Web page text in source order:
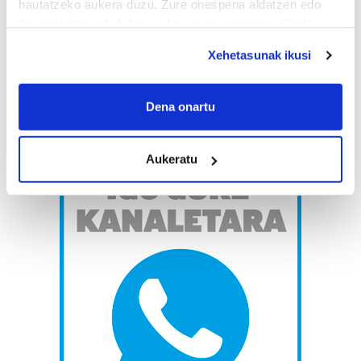
hautatzeko aukera duzu. Zure onespena aldatzen edo
If you allow, we would also like to:
Collect information about your geographical
Identify your device by actively scanning it for
specific characteristics (fingerprinting)
Find out more about how your personal data is processed
and set your preferences in thedetails section.
Guk eta gure bazkideek zure datu pertsonalak
prozesatzen ditugu, zure IP zenbakia, besteak beste,
teknologia erabiliz, cookieak adibidez, iragarki eta eduki
pertsonalizatuak eskaintzeko, iragarkiak eta edukia
neurtzeko, jendeari buruzko informazioa biltzeko eta
Xehetasunak ikusi
Dena onartu
Aukeratu